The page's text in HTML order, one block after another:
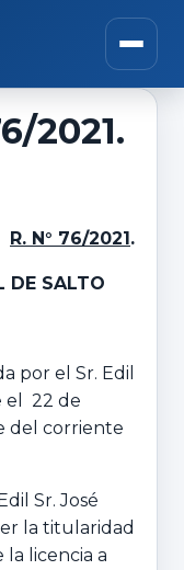
Abrir
2021.
R. N° 76/2021.
DE SALTO
por el Sr. Edil
el 22 de
del corriente
Sr. José
la titularidad
licencia a